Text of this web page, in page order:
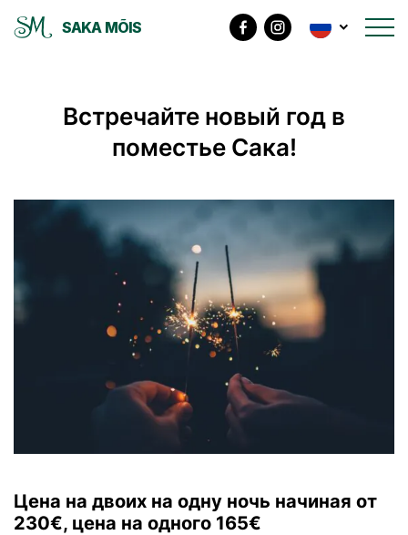
SAKA MÕIS
Встречайте новый год в
поместье Сака!
Цена на двоих на одну ночь начиная от
230€, цена на одного 165€